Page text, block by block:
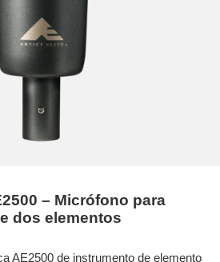
– Micrófono para
dos elementos
AE2500 de instrumento de elemento